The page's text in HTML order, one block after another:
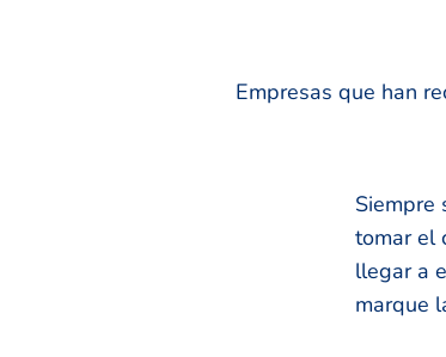
Empresas que han
Siempre
tomar el
llegar a
marque